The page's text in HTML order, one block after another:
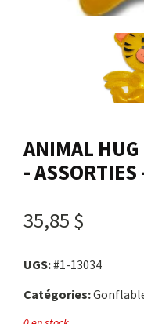
ANIMAL
- ASSORTIES
35,85 $
UGS:#1-13034
Catégories: